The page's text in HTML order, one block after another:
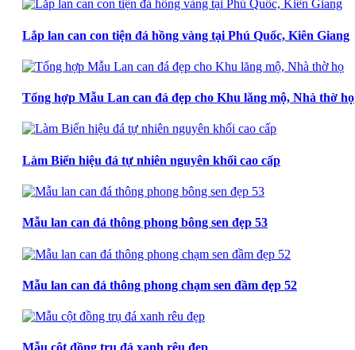
Lắp lan can con tiện đá hồng vàng tại Phú Quốc, Kiên Giang
Tổng hợp Mẫu Lan can đá đẹp cho Khu lăng mộ, Nhà thờ họ
Làm Biển hiệu đá tự nhiên nguyên khối cao cấp
Mẫu lan can đá thông phong bông sen đẹp 53
Mẫu lan can đá thông phong chạm sen đầm đẹp 52